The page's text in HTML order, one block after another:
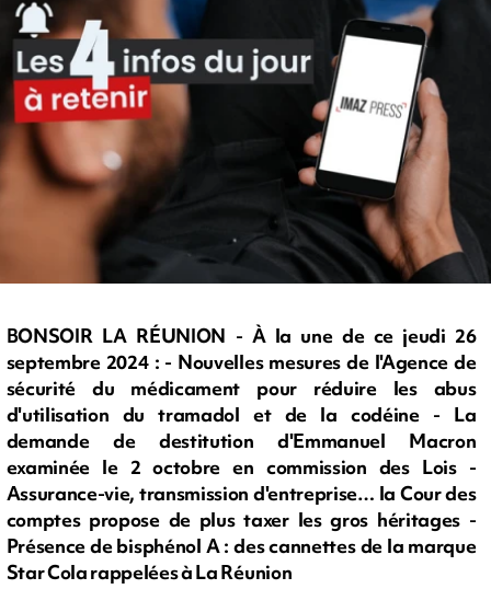
BONSOIR LA RÉUNION - À la une de ce jeudi 26
septembre 2024 : - Nouvelles mesures de l'Agence de
sécurité du médicament pour réduire les abus
d'utilisation du tramadol et de la codéine - La
demande de destitution d'Emmanuel Macron
examinée le 2 octobre en commission des Lois -
Assurance-vie, transmission d'entreprise… la Cour des
comptes propose de plus taxer les gros héritages -
Présence de bisphénol A : des cannettes de la marque
Star Cola rappelées à La Réunion